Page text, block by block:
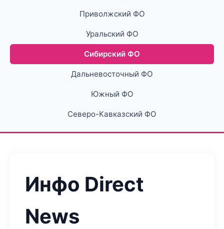
Приволжский ФО
Уральский ФО
Сибирский ФО
Дальневосточный ФО
Южный ФО
Северо-Кавказский ФО
Инфо Direct
News